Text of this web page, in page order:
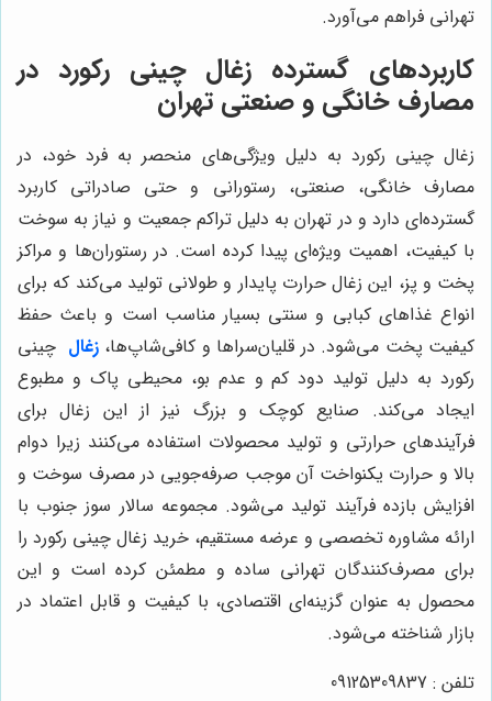
تهرانی فراهم می‌آورد.
کاربردهای گسترده زغال چینی رکورد در
مصارف خانگی و صنعتی تهران
زغال چینی رکورد به دلیل ویژگی‌های منحصر به فرد خود، در
مصارف خانگی، صنعتی، رستورانی و حتی صادراتی کاربرد
گسترده‌ای دارد و در تهران به دلیل تراکم جمعیت و نیاز به سوخت
با کیفیت، اهمیت ویژه‌ای پیدا کرده است. در رستوران‌ها و مراکز
پخت و پز، این زغال حرارت پایدار و طولانی تولید می‌کند که برای
انواع غذاهای کبابی و سنتی بسیار مناسب است و باعث حفظ
کیفیت پخت می‌شود. در قلیان‌سراها و کافی‌شاپ‌ها، زغال چینی
رکورد به دلیل تولید دود کم و عدم بو، محیطی پاک و مطبوع
ایجاد می‌کند. صنایع کوچک و بزرگ نیز از این زغال برای
فرآیندهای حرارتی و تولید محصولات استفاده می‌کنند زیرا دوام
بالا و حرارت یکنواخت آن موجب صرفه‌جویی در مصرف سوخت و
افزایش بازده فرآیند تولید می‌شود. مجموعه سالار سوز جنوب با
ارائه مشاوره تخصصی و عرضه مستقیم، خرید زغال چینی رکورد را
برای مصرف‌کنندگان تهرانی ساده و مطمئن کرده است و این
محصول به عنوان گزینه‌ای اقتصادی، با کیفیت و قابل اعتماد در
بازار شناخته می‌شود.
تلفن : 09125309837